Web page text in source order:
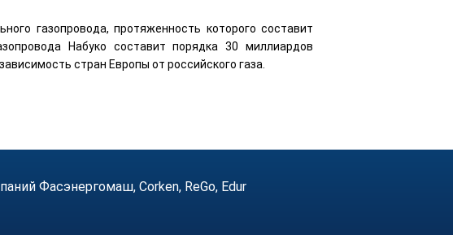
газопровода, протяженность которого составит
Набуко составит порядка 30 миллиардов
стран Европы от российского газа.
Фасэнергомаш, Corken, ReGo, Edur